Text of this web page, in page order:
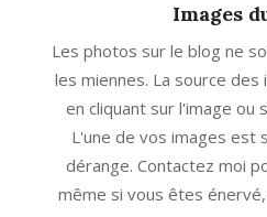
Images
Les photos sur le blog ne
les miennes. La source
en cliquant sur l'image ou
L'une de vos images est
dérange. Contactez moi
même si vous êtes